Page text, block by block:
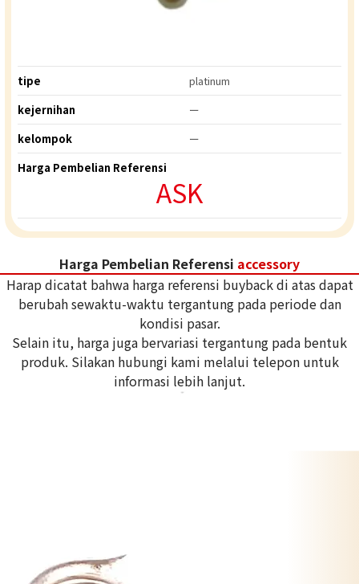
tipe
platinum
kejernihan
ー
kelompok
ー
Harga Pembelian Referensi
ASK
Harga Pembelian Referensi accessory
Harap dicatat bahwa harga referensi buyback di atas dapat
berubah sewaktu-waktu tergantung pada periode dan
kondisi pasar.
Selain itu, harga juga bervariasi tergantung pada bentuk
produk. Silakan hubungi kami melalui telepon untuk
informasi lebih lanjut.